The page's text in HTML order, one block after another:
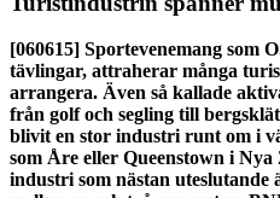
[060615] Sportevenemang som
tävlingar, attraherar många
arrangera. Även så kallade
från golf och segling till
blivit en stor industri runt om i
som Åre eller Queenstown i
industri som nästan